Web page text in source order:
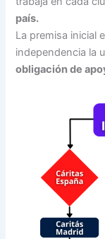
país.
La premisa inicial
independencia la
obligación de